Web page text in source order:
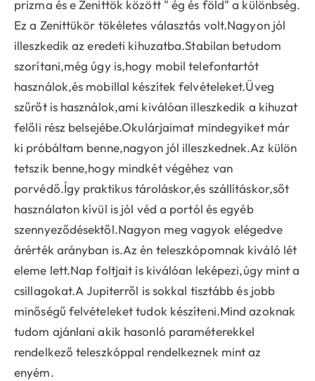
prizma és e Zenittök között " ég és föld" a különbség.
Ez a Zenittükör tökéletes választás volt.Nagyon jól
illeszkedik az eredeti kihuzatba.Stabilan betudom
szorítani,még úgy is,hogy mobil telefontartót
használok,és mobillal készítek felvételeket.Üveg
szűrőt is használok,ami kiválóan illeszkedik a kihuzat
felőli rész belsejébe.Okulárjaimat mindegyiket már
ki próbáltam benne,nagyon jól illeszkednek.Az külön
tetszik benne,hogy mindkét végéhez van
porvédő.Így praktikus tároláskor,és szállításkor,sőt
használaton kívül is jól véd a portól és egyéb
szennyeződésektől.Nagyon meg vagyok elégedve
árérték arányban is.Az én teleszkópomnak kiváló lét
eleme lett.Nap foltjait is kiválóan leképezi,úgy mint a
csillagokat.A Jupiterről is sokkal tisztább és jobb
minőségű felvételeket tudok készíteni.Mind azoknak
tudom ajánlani akik hasonló paraméterekkel
rendelkező teleszkóppal rendelkeznek mint az
enyém.